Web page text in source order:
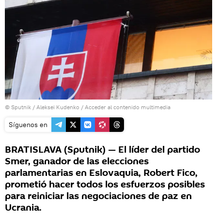
© Sputnik / Aleksei Kudenko / Acceder al contenido multimedia
Síguenos en
BRATISLAVA (Sputnik) — El líder del partido
Smer, ganador de las elecciones
parlamentarias en Eslovaquia, Robert Fico,
prometió hacer todos los esfuerzos posibles
para reiniciar las negociaciones de paz en
Ucrania.